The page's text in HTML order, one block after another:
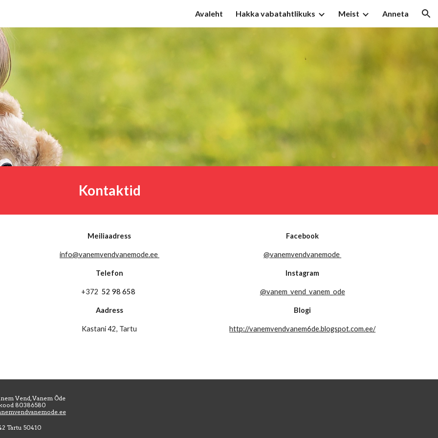
Skip to navigation
Avaleht Hakka vabatahtlikuks Meist Anneta
Kontaktid
Meiliaadress
info@vanemvendvanemode.ee
Telefon
+372 52 98 658
Aadress
Kastani 42, Tartu
Facebook
@vanemvendvanemode
Instagram
@vanem_vend_vanem_ode
Blogi
http://vanemvendvanem6de.blogspot.com.ee/
Vend, Vanem Õde
80386580
Tartu 50410